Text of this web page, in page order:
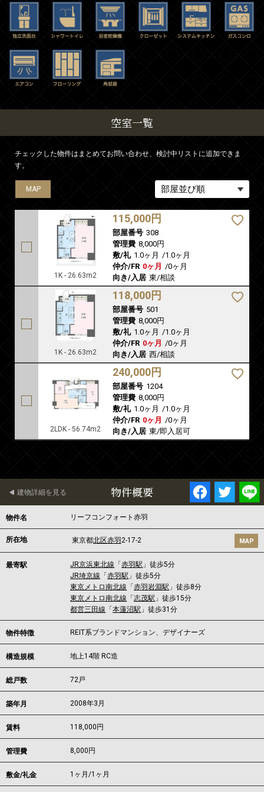
空室一覧
チェックした物件はまとめてお問い合わせ、検討中リストに追加できま
す。
MAP
1K - 26.63m2
115,000円
部屋番号 308
管理費 8,000円
敷/礼 1.0ヶ月 /1.0ヶ月
仲介/FR 0ヶ月 /0ヶ月
向き/入居 東/相談
MAP
1K - 26.63m2
118,000円
部屋番号 501
管理費 8,000円
敷/礼 1.0ヶ月 /1.0ヶ月
仲介/FR 0ヶ月 /0ヶ月
向き/入居 西/相談
MAP
2LDK - 56.74m2
240,000円
部屋番号 1204
管理費 8,000円
敷/礼 1.0ヶ月 /1.0ヶ月
仲介/FR 0ヶ月 /0ヶ月
向き/入居 東/即入居可
物件概要
建物詳細を見る
物件名 リーフコンフォート赤羽
所在地 東京都北区赤羽2-17-2 MAP
最寄駅 JR京浜東北線 「赤羽駅 」徒歩5分
JR埼京線 「赤羽駅 」徒歩5分
東京メトロ南北線 「赤羽岩淵駅 」徒歩8分
東京メトロ南北線 「志茂駅 」徒歩15分
都営三田線 「本蓮沼駅 」徒歩31分
物件特徴 REIT系ブランドマンション、デザイナーズ
構造規模 地上14階 RC造
総戸数 72戸
築年月 2008年3月
賃料 118,000 円
管理費 8,000円
敷金/礼金 1ヶ月/1ヶ月